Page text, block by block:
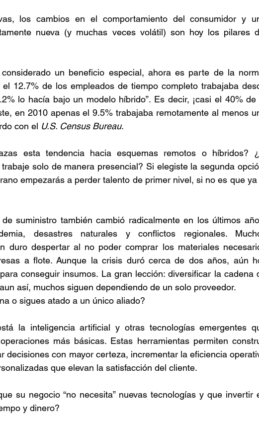
los cambios en el comportamiento del consumidor y
nueva (y muchas veces volátil) son hoy los pilares
un beneficio especial, ahora es parte de la
el 12.7% de los empleados de tiempo completo trabajaba
lo hacía bajo un modelo híbrido”. Es decir, ¡casi el 40% de
en 2010 apenas el 9.5% trabajaba remotamente al menos
con el U.S. Census Bureau.
esta tendencia hacia esquemas remotos o híbridos?
solo de manera presencial? Si elegiste la segunda
empezarás a perder talento de primer nivel, si no es que ya
suministro también cambió radicalmente en los últimos
desastres naturales y conflictos regionales.
duro despertar al no poder comprar los materiales
a flote. Aunque la crisis duró cerca de dos años, aún
conseguir insumos. La gran lección: diversificar la cadena
así, muchos siguen dependiendo de un solo proveedor.
o sigues atado a un único aliado?
la inteligencia artificial y otras tecnologías emergentes
más básicas. Estas herramientas permiten
decisiones con mayor certeza, incrementar la eficiencia
que elevan la satisfacción del cliente.
su negocio “no necesita” nuevas tecnologías y que invertir
y dinero?